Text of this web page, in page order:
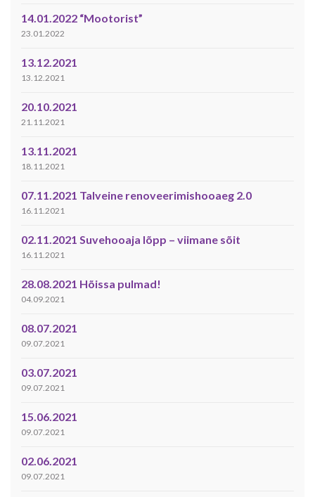
14.01.2022 “Mootorist”
23.01.2022
13.12.2021
13.12.2021
20.10.2021
21.11.2021
13.11.2021
18.11.2021
07.11.2021 Talveine renoveerimishooaeg 2.0
16.11.2021
02.11.2021 Suvehooaja lõpp – viimane sõit
16.11.2021
28.08.2021 Hõissa pulmad!
04.09.2021
08.07.2021
09.07.2021
03.07.2021
09.07.2021
15.06.2021
09.07.2021
02.06.2021
09.07.2021